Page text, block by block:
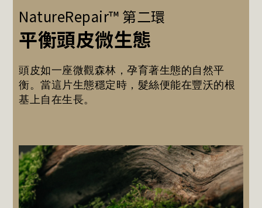
NatureRepair™ 第二環
平衡頭皮微生態
頭皮如一座微觀森林，孕育著生態的自然平
衡。當這片生態穩定時，髮絲便能在豐沃的根
基上自在生長。